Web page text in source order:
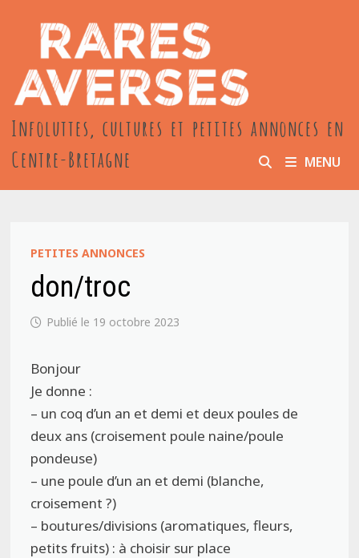
contenu
Infoluttes, cultures et petites annonces en
Centre-Bretagne
MENU
PETITES ANNONCES
don/troc
19 octobre 2023
Bonjour
Je donne :
– un coq d’un an et demi et deux poules de
deux ans (croisement poule naine/poule
pondeuse)
– une poule d’un an et demi (blanche,
croisement ?)
– boutures/divisions (aromatiques, fleurs,
petits fruits) : à choisir sur place